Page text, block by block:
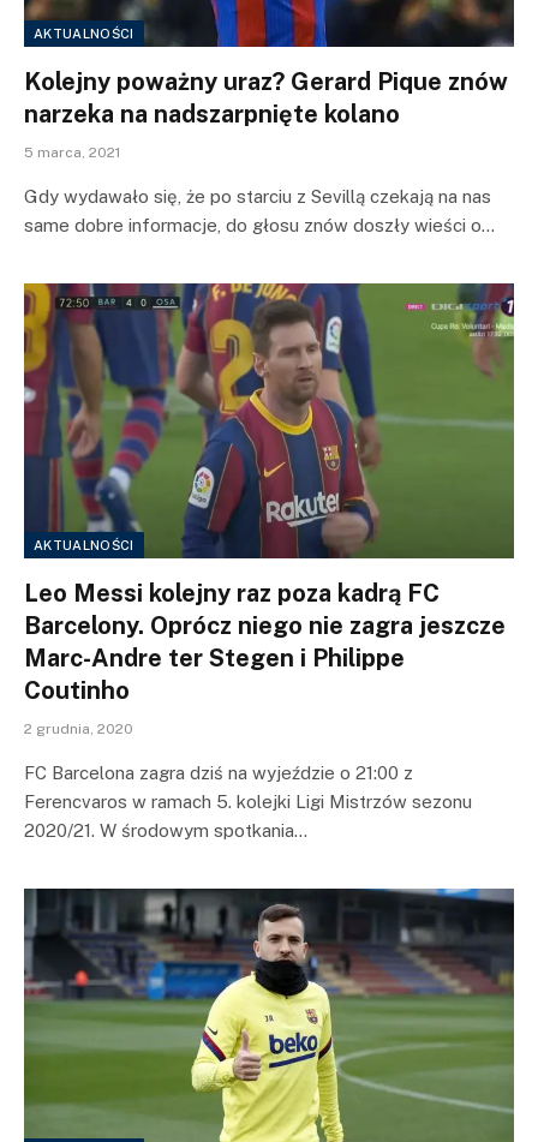
AKTUALNOŚCI
Kolejny poważny uraz? Gerard Pique znów
narzeka na nadszarpnięte kolano
5 marca, 2021
Gdy wydawało się, że po starciu z Sevillą czekają na nas
same dobre informacje, do głosu znów doszły wieści o…
AKTUALNOŚCI
Leo Messi kolejny raz poza kadrą FC
Barcelony. Oprócz niego nie zagra jeszcze
Marc-Andre ter Stegen i Philippe
Coutinho
2 grudnia, 2020
FC Barcelona zagra dziś na wyjeździe o 21:00 z
Ferencvaros w ramach 5. kolejki Ligi Mistrzów sezonu
2020/21. W środowym spotkania…